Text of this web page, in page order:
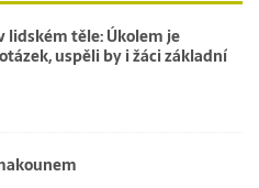
lidském těle: Úkolem je
uspěli by i žáci základní